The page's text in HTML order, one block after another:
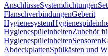
AnschlüsseSystemdichtungen
FlanschverbindungenGeberit
Hygienesystem
HygienespüleinheitenZubehör
HygienespüleinheitenSensoren
AbdeckplattenSpülkästen und